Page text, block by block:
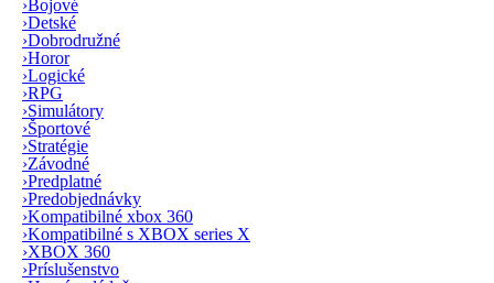
›Bojové
›Detské
›Dobrodružné
›Horor
›Logické
›RPG
›Simulátory
›Športové
›Stratégie
›Závodné
›Predplatné
›Predobjednávky
›Kompatibilné xbox 360
›Kompatibilné s XBOX series X
›XBOX 360
›Príslušenstvo